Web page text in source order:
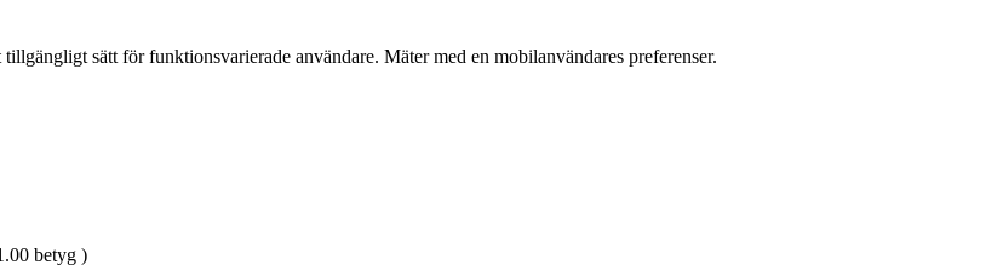
sätt för funktionsvarierade användare. Mäter med en mobil­användares preferenser.
betyg )